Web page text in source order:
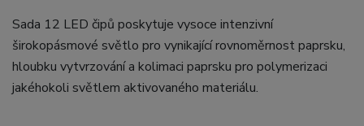
Sada 12 LED čipů poskytuje vysoce intenzivní
širokopásmové světlo pro vynikající rovnoměrnost paprsku,
hloubku vytvrzování a kolimaci paprsku pro polymerizaci
jakéhokoli světlem aktivovaného materiálu.